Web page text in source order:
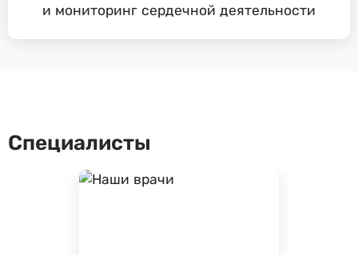
и мониторинг сердечной деятельности
Специалисты